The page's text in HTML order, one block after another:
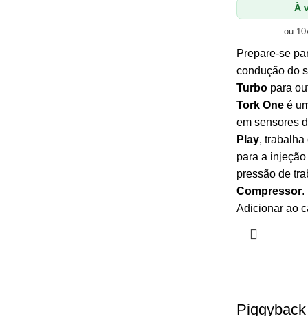
À
ou
Prepare-se
condução do
Turbo para
Tork Oneé
em sensores
Play, trabalha
para a
pressão de
Compressor.
Adicionar ao